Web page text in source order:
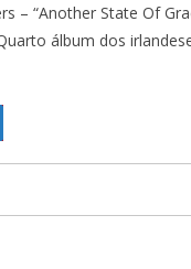
– “Another State Of
álbum dos